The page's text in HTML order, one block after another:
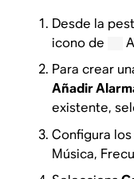
Desde la
icono de
Para crear
Añadir
existente,
Configura
Música,